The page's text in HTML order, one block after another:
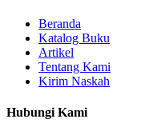
Beranda
Katalog Buku
Artikel
Tentang Kami
Kirim Naskah
Hubungi Kami